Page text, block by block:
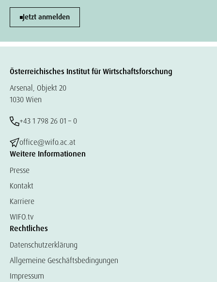
Jetzt anmelden
Österreichisches Institut für Wirtschaftsforschung
Arsenal, Objekt 20
1030 Wien
+43 1 798 26 01 – 0
office@wifo.ac.at
Weitere Informationen
Presse
Kontakt
Karriere
WIFO.tv
Rechtliches
Datenschutzerklärung
Allgemeine Geschäftsbedingungen
Impressum